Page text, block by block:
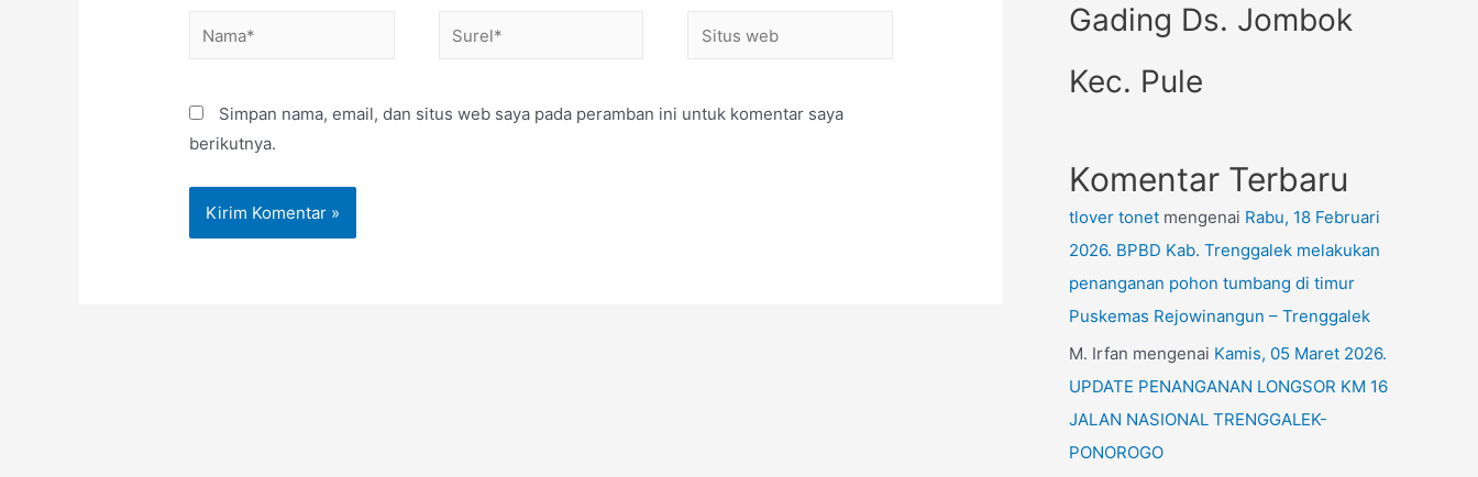
Simpan nama, email, dan situs web saya pada peramban ini untuk komentar saya
berikutnya.
Gading Ds. Jombok
Kec. Pule
Komentar Terbaru
tlover tonet mengenai Rabu, 18 Februari
2026. BPBD Kab. Trenggalek melakukan
penanganan pohon tumbang di timur
Puskemas Rejowinangun – Trenggalek
M. Irfan mengenai Kamis, 05 Maret 2026.
UPDATE PENANGANAN LONGSOR KM 16
JALAN NASIONAL TRENGGALEK-
PONOROGO